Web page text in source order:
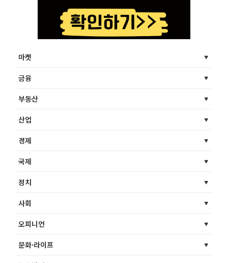
마켓
금융
부동산
산업
경제
국제
정치
사회
오피니언
문화·라이프